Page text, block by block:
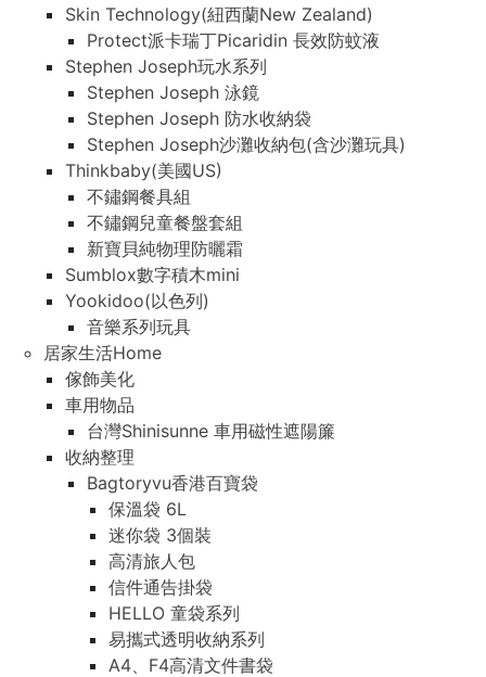
Skin Technology(紐西蘭New Zealand)
Protect派卡瑞丁Picaridin 長效防蚊液
Stephen Joseph玩水系列
Stephen Joseph 泳鏡
Stephen Joseph 防水收納袋
Stephen Joseph沙灘收納包(含沙灘玩具)
Thinkbaby(美國US)
不鏽鋼餐具組
不鏽鋼兒童餐盤套組
新寶貝純物理防曬霜
Sumblox數字積木mini
Yookidoo(以色列)
音樂系列玩具
居家生活Home
傢飾美化
車用物品
台灣Shinisunne 車用磁性遮陽簾
收納整理
Bagtoryvu香港百寶袋
保溫袋 6L
迷你袋 3個裝
高清旅人包
信件通告掛袋
HELLO 童袋系列
易攜式透明收納系列
A4、F4高清文件書袋